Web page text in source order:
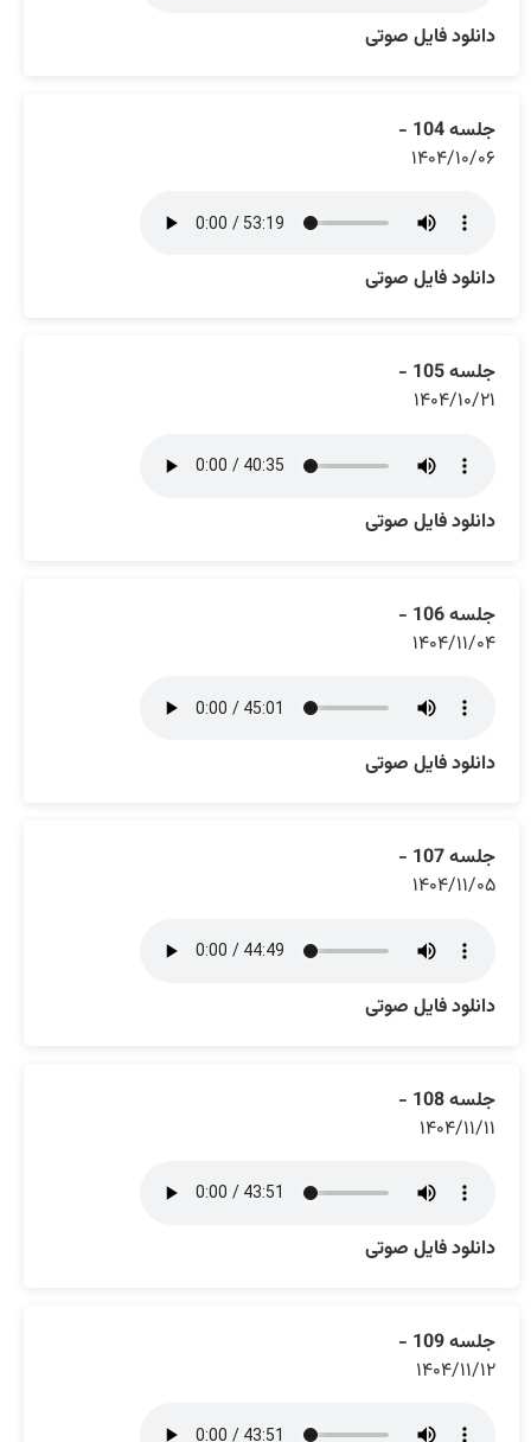
دانلود فایل صوتی
جلسه 104 -
۱۴۰۴/۱۰/۰۶
دانلود فایل صوتی
جلسه 105 -
۱۴۰۴/۱۰/۲۱
دانلود فایل صوتی
جلسه 106 -
۱۴۰۴/۱۱/۰۴
دانلود فایل صوتی
جلسه 107 -
۱۴۰۴/۱۱/۰۵
دانلود فایل صوتی
جلسه 108 -
۱۴۰۴/۱۱/۱۱
دانلود فایل صوتی
جلسه 109 -
۱۴۰۴/۱۱/۱۲